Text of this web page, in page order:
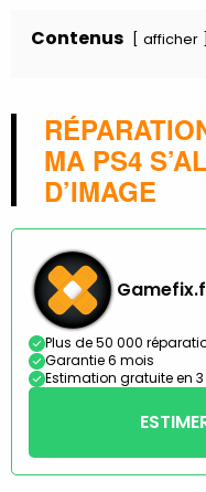
Contenus afficher
MA PS4
D’IMAGE
Plus de 50 000
Garantie 6 mois
Estimation gratuite en